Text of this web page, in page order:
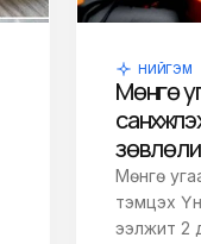
НИЙГЭМ
Мөнгө
Мөнгө
тэмцэх
ээлжит 2